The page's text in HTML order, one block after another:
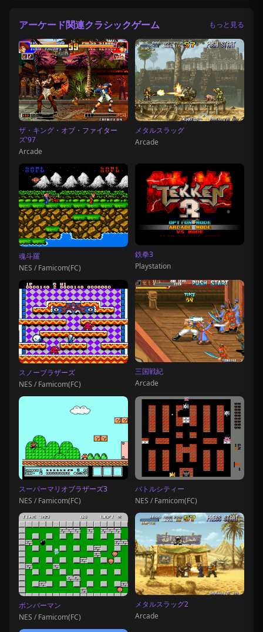
アーケード関連クラシックゲーム もっと見る
ザ・キング・オブ・ファイター
ズ'97
Arcade
メタルスラッグ
Arcade
魂斗羅
NES / Famicom(FC)
鉄拳3
Playstation
スノーブラザーズ
NES / Famicom(FC)
三国戦紀
Arcade
スーパーマリオブラザーズ3
NES / Famicom(FC)
バトルシティー
NES / Famicom(FC)
ボンバーマン
NES / Famicom(FC)
メタルスラッグ2
Arcade